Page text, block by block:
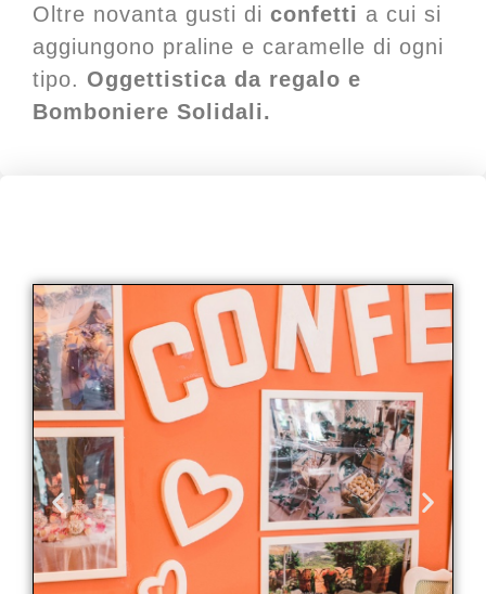
Oltre novanta gusti di confetti a cui si
aggiungono praline e caramelle di ogni
tipo. Oggettistica da regalo e
Bomboniere Solidali.